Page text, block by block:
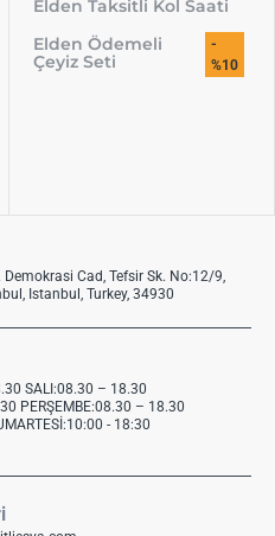
Elden Taksitli Kol Saati
Elden Ödemeli
Çeyiz Seti
-
%10
Cad, Tefsir Sk. No:12/9,
Istanbul, Turkey, 34930
SALI:08.30 – 18.30
PERŞEMBE:08.30 – 18.30
- 18:30